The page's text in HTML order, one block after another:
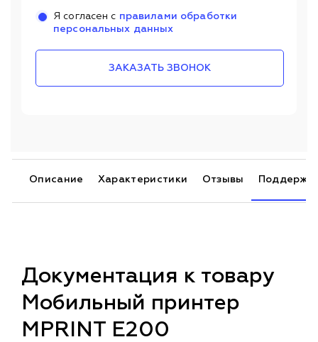
Я согласен с правилами обработки
персональных данных
ЗАКАЗАТЬ ЗВОНОК
Описание Характеристики Отзывы
Документация к товару
Мобильный принтер
MPRINT E200